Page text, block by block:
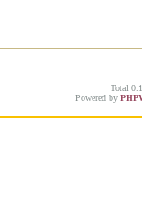
Total
Powered by